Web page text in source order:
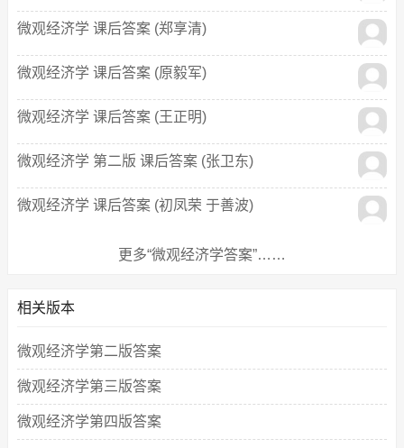
微观经济学 课后答案 (郑享清)
微观经济学 课后答案 (原毅军)
微观经济学 课后答案 (王正明)
微观经济学 第二版 课后答案 (张卫东)
微观经济学 课后答案 (初凤荣 于善波)
更多“微观经济学答案”……
相关版本
微观经济学第二版答案
微观经济学第三版答案
微观经济学第四版答案